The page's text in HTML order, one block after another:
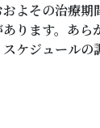
よその治療期
ります。あら
ケジュールの